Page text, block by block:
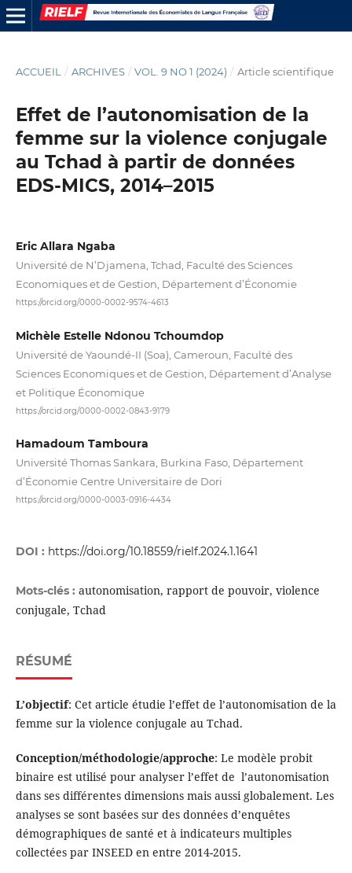
ACCUEIL / ARCHIVES / VOL. 9 NO 1 (2024) / Article scientifique
Effet de l’autonomisation de la
femme sur la violence conjugale
au Tchad à partir de données
EDS-MICS, 2014–2015
Eric Allara Ngaba
Université de N’Djamena, Tchad, Faculté des Sciences
Economiques et de Gestion, Département d’Économie
https://orcid.org/0000-0002-9574-4613
Michèle Estelle Ndonou Tchoumdop
Université de Yaoundé-II (Soa), Cameroun, Faculté des
Sciences Economiques et de Gestion, Département d’Analyse
et Politique Économique
https://orcid.org/0000-0002-0843-9179
Hamadoum Tamboura
Université Thomas Sankara, Burkina Faso, Département
d’Économie Centre Universitaire de Dori
https://orcid.org/0000-0003-0916-4434
DOI : https://doi.org/10.18559/rielf.2024.1.1641
Mots-clés : autonomisation, rapport de pouvoir, violence
conjugale, Tchad
RÉSUMÉ
L’objectif: Cet article étudie l’effet de l’autonomisation de la
femme sur la violence conjugale au Tchad.
Conception/méthodologie/approche: Le modèle probit
binaire est utilisé pour analyser l’effet de l’autonomisation
dans ses différentes dimensions mais aussi globalement. Les
analyses se sont basées sur des données d’enquêtes
démographiques de santé et à indicateurs multiples
collectées par INSEED en entre 2014-2015.